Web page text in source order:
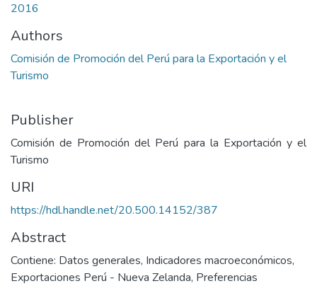
2016
Authors
Comisión de Promoción del Perú para la Exportación y el
Turismo
Publisher
Comisión de Promoción del Perú para la Exportación y el
Turismo
URI
https://hdl.handle.net/20.500.14152/387
Abstract
Contiene: Datos generales, Indicadores macroeconómicos,
Exportaciones Perú - Nueva Zelanda, Preferencias